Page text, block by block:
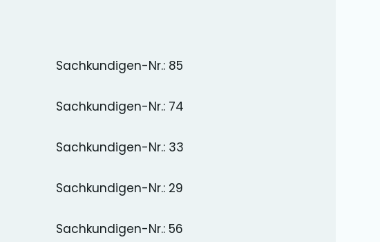
Sachkundigen-Nr.: 85
Sachkundigen-Nr.: 74
Sachkundigen-Nr.: 33
Sachkundigen-Nr.: 29
Sachkundigen-Nr.: 56